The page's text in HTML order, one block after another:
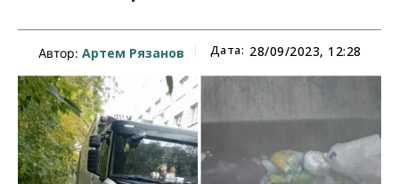
Автор: Артем Рязанов Дата: 28/09/2023, 12:28